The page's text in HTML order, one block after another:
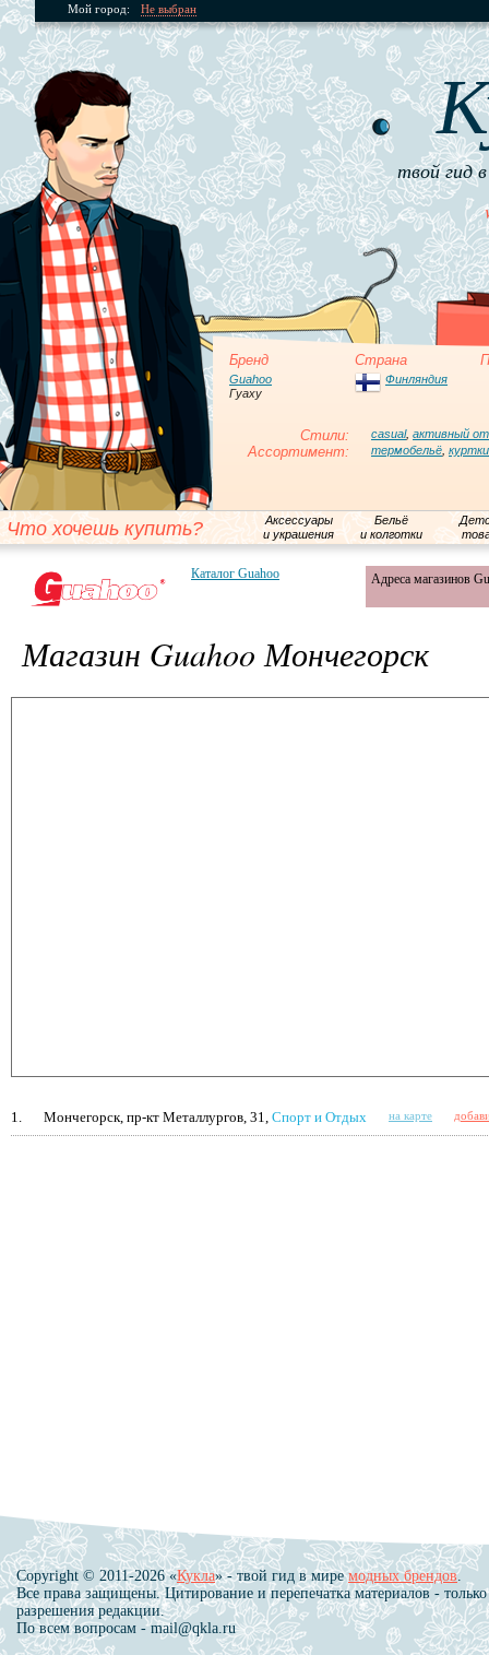
Мой город: Не выбран
твой гид
Бренд Страна
Guahoo
Гуаху
Финляндия
Стили: casual, активный
Ассортимент: термобельё куртки
Что хочешь купить?
Аксессуары
и украшения
Бельё
и колготки
Каталог Guahoo Адреса магазинов
Магазин Guahoo Мончегорск
1. Мончегорск, пр-кт Металлургов, 31, Спорт и Отдых на карте
Copyright © 2011-2026 «Кукла» - твой гид в миремодных брендов.
Все права защищены. Цитирование и перепечатка материалов - только
разрешения редакции.
По всем вопросам - mail@qkla.ru